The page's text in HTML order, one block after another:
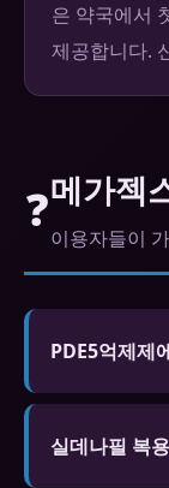
은 약국에서
제공합니다.
❓메가젝
이용자들이
PDE5억제제
신체적 의존
세요.
실데나필 복